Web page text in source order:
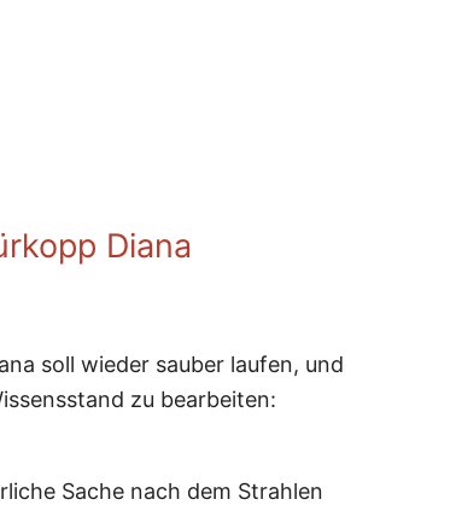
Diana
soll wieder sauber laufen, und
zu bearbeiten:
Sache nach dem Strahlen